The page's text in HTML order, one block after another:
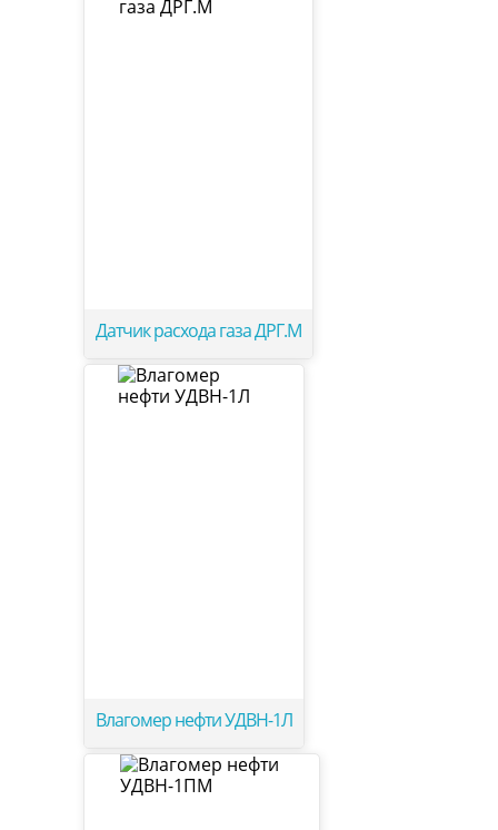
Датчик расхода газа ДРГ.М
Влагомер нефти УДВН-1Л